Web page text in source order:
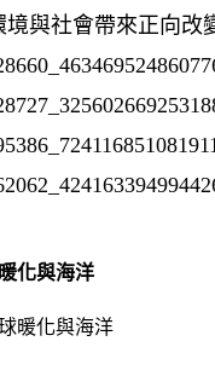
與社會帶來正向改
化與海洋